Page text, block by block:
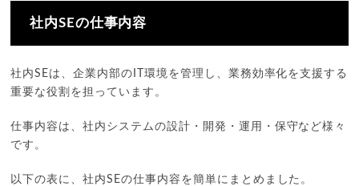
社内SEの仕事内容
社内SEは、企業内部のIT環境を管理し、業務効率化を支援する
重要な役割を担っています。
仕事内容は、社内システムの設計・開発・運用・保守など様々
です。
以下の表に、社内SEの仕事内容を簡単にまとめました。